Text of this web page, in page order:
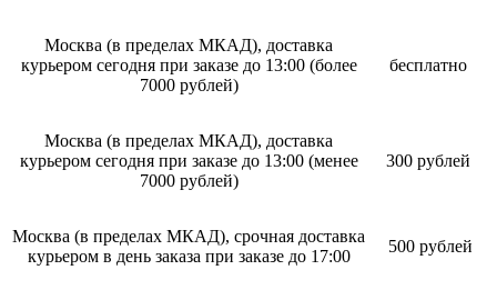
Москва (в пределах МКАД), доставка
курьером сегодня при заказе до 13:00 (более
7000 рублей)
бесплатно
Москва (в пределах МКАД), доставка
курьером сегодня при заказе до 13:00 (менее
7000 рублей)
300 рублей
Москва (в пределах МКАД), срочная доставка
курьером в день заказа при заказе до 17:00
500 рублей